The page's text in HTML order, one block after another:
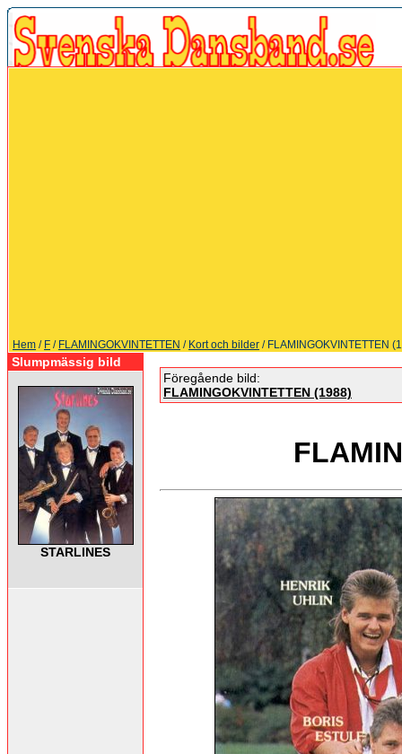
Hem / F / FLAMINGOKVINTETTEN / Kort och bilder / FLAMINGOKVINTETTEN
Slumpmässig bild
STARLINES
Föregående bild:
FLAMINGOKVINTETTEN (1988)